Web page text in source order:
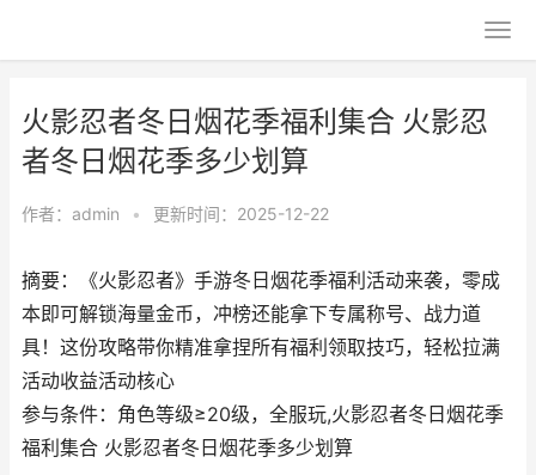
火影忍者冬日烟花季福利集合 火影忍
者冬日烟花季多少划算
作者： admin • 更新时间：2025-12-22
摘要：《火影忍者》手游冬日烟花季福利活动来袭，零成
本即可解锁海量金币，冲榜还能拿下专属称号、战力道
具！这份攻略带你精准拿捏所有福利领取技巧，轻松拉满
活动收益活动核心
参与条件：角色等级≥20级，全服玩,火影忍者冬日烟花季
福利集合 火影忍者冬日烟花季多少划算